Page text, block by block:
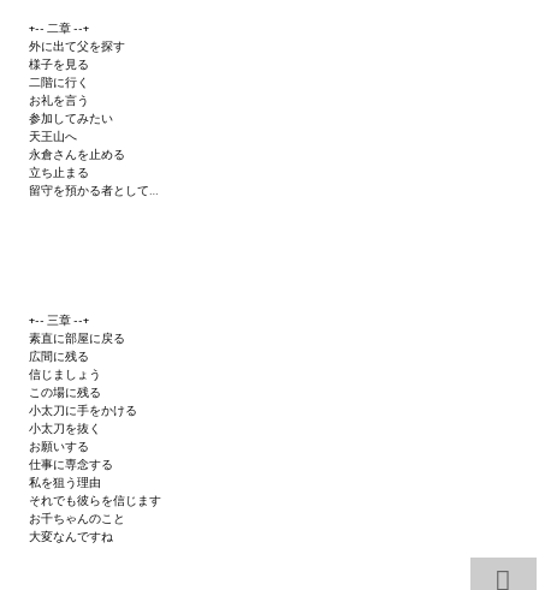
+-- 二章 --+
外に出て父を探す
様子を見る
二階に行く
お礼を言う
参加してみたい
天王山へ
永倉さんを止める
立ち止まる
留守を預かる者として…
+-- 三章 --+
素直に部屋に戻る
広間に残る
信じましょう
この場に残る
小太刀に手をかける
小太刀を抜く
お願いする
仕事に専念する
私を狙う理由
それでも彼らを信じます
お千ちゃんのこと
大変なんですね